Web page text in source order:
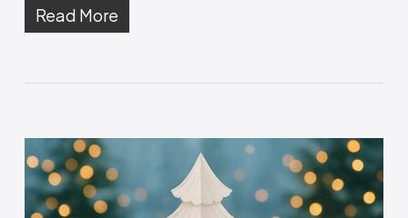
Read More